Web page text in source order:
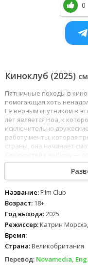
Киноклуб (2025)
Пятничные походы в
помогающая хоть
Её верным спутником в
лет является Ноа, к
исключительно
работу мечты, которая
страны, она начинает
эксцентричные мама и
Название:Film Club
Возраст: 18+
Год выхода:2025
Режиссер:Катрин
Время:
Страна:Великобритания
Перевод: Novamedia,
0